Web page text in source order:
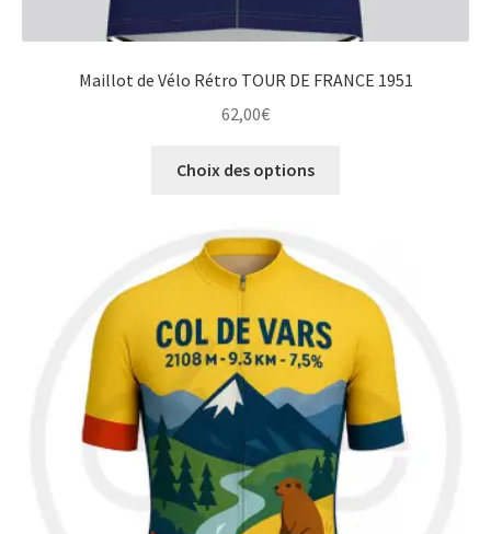
Maillot de Vélo Rétro TOUR DE FRANCE 1951
62,00€
Choix des options
Les
options
peuvent
être
choisies
sur
la
page